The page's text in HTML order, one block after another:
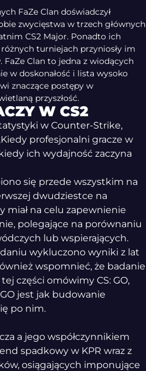
FaZe Clan doświadczył
zwycięstwa w trzech głównych
CS2 Major. Ponadto ich
turniejach przyniosły im
Clan to jedna z wiodących
w doskonałość i lista wysoko
znaczące postępy w
przyszłość.
W CS2
w Counter-Strike,
profesjonalni gracze w
ich wydajność zaczyna
się przede wszystkim na
dwudziestce na
miał na celu zapewnienie
polegające na porównaniu
lub wspierających.
wykluczono wyniki z lat
wspomnieć, że badanie
części omówimy CS: GO,
jest jak budowanie
po nim.
a jego współczynnikiem
spadkowy w KPR wraz z
osiągających imponujące